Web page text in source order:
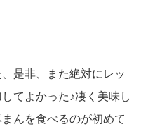
是非、また絶対にレッ
てよかった♪凄く美味し
んを食べるのが初めて